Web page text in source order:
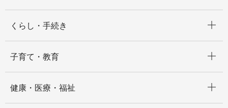
くらし・手続き
子育て・教育
健康・医療・福祉